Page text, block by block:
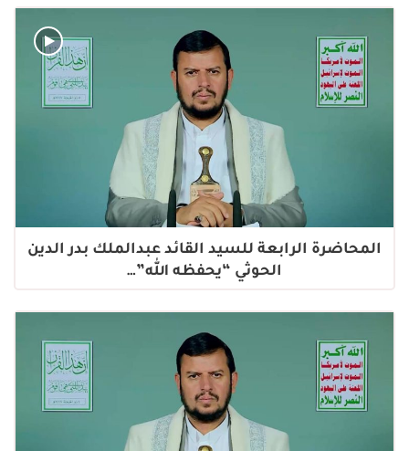
المحاضرة الرابعة للسيد القائد عبدالملك بدر الدين
الحوثي “يحفظه الله”…